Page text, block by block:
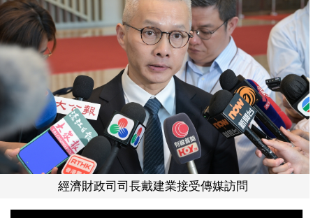
經濟財政司司長戴建業接受傳媒訪問